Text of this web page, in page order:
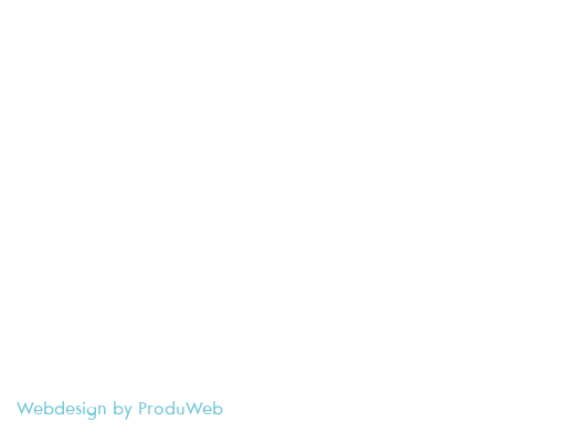
Webdesign by ProduWeb